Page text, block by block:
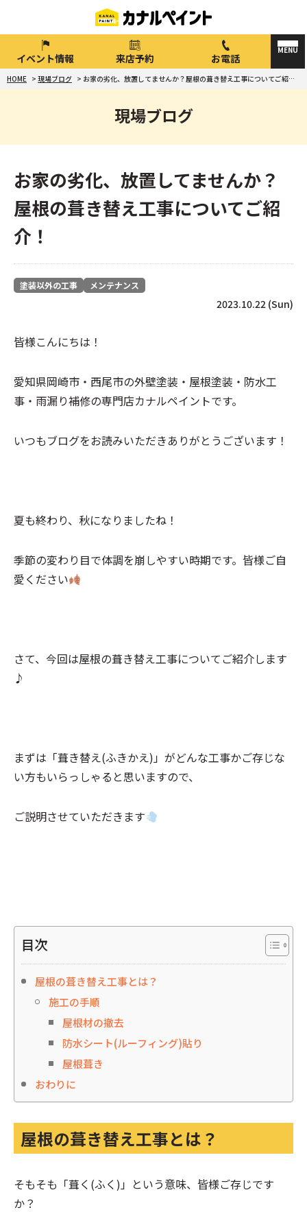
イベント情報 来店予約 お電話
HOME > 現場ブログ > お家の劣化、放置してませんか？屋根の葺き替え工事についてご紹介！
現場ブログ
お家の劣化、放置してませんか？
屋根の葺き替え工事についてご紹
介！
塗装以外の工事 メンテナンス
2023.10.22 (Sun)
皆様こんにちは！
愛知県岡崎市・西尾市の外壁塗装・屋根塗装・防水工
事・雨漏り補修の専門店カナルペイントです。
いつもブログをお読みいただきありがとうございます！
夏も終わり、秋になりましたね！
季節の変わり目で体調を崩しやすい時期です。皆様ご自
愛ください
さて、今回は屋根の葺き替え工事についてご紹介します
♪
まずは「葺き替え(ふきかえ)」がどんな工事かご存じな
い方もいらっしゃると思いますので、
ご説明させていただきます
目次
屋根の葺き替え工事とは？
施工の手順
屋根材の撤去
防水シート(ルーフィング)貼り
屋根葺き
おわりに
屋根の葺き替え工事とは？
そもそも「葺く(ふく)」という意味、皆様ご存じです
か？